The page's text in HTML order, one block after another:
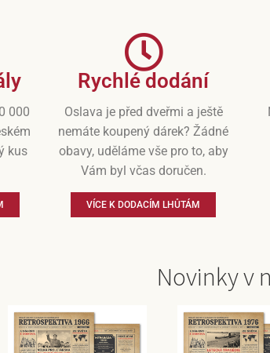
000
kus
Rychlé dodání
Oslava je před dveřmi a ještě
nemáte koupený dárek? Žádné
obavy, uděláme vše pro to, aby
Vám byl včas doručen.
VÍCE K DODACÍM LHŮTÁM
Novinky v